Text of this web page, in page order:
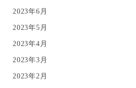
2023年6月
2023年5月
2023年4月
2023年3月
2023年2月